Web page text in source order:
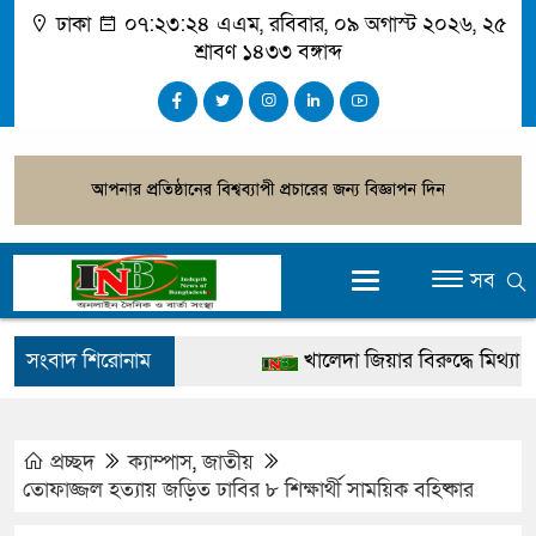
ঢাকা ০৭:২৩:২৫ এএম, রবিবার, ০৯ অগাস্ট ২০২৬, ২৫
শ্রাবণ ১৪৩৩ বঙ্গাব্দ
সব
সংবাদ শিরোনাম
খালেদা জিয়ার বিরুদ্ধে মিথ্যা
জুলাই স্মৃতি জাদুঘর উদ্বোধন করবেন
প্রচ্ছদ ক্যাম্পাস,জাতীয়
তোফাজ্জল হত্যায় জড়িত ঢাবির ৮ শিক্ষার্থী সাময়িক বহিষ্কার